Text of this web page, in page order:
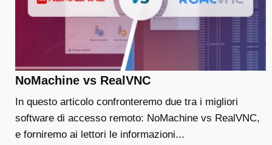
NoMachine vs RealVNC
In questo articolo confronteremo due tra i migliori
software di accesso remoto: NoMachine vs RealVNC,
e forniremo ai lettori le informazioni...